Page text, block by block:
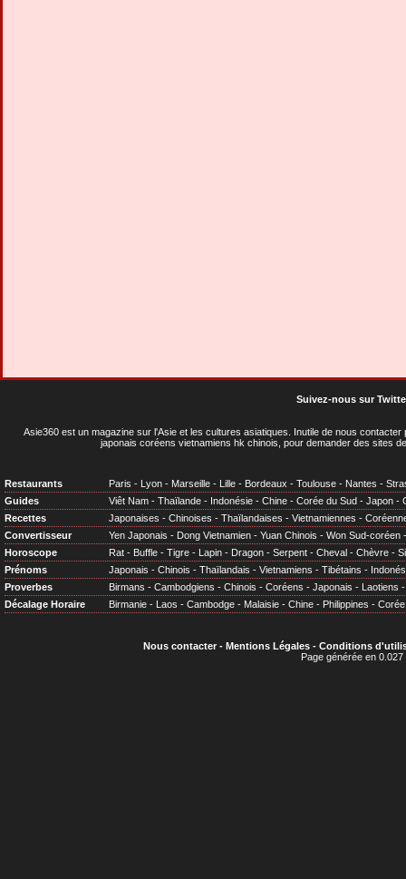
Suivez-nous sur
Asie360 est un magazine sur l'Asie et les cultures asiatiques . Inutile de nous
japonais coréens vietnamiens hk chinois, pour demander des sites
Restaurants Paris - Lyon - Marseille - Lille - Bordeaux - Toulouse - Nantes -
Guides
Viêt Nam - Thaïlande - Indonésie - Chine - Corée du Sud - Japon -
Recettes
Japonaises - Chinoises - Thaïlandaises - Vietnamiennes -
Convertisseur
Yen Japonais - Dong Vietnamien - Yuan Chinois - Won Sud-coréen
Horoscope
Rat - Buffle - Tigre - Lapin - Dragon - Serpent - Cheval - Chèvre -
Prénoms
Japonais - Chinois - Thaïlandais - Vietnamiens - Tibétains -
Proverbes
Birmans - Cambodgiens - Chinois - Coréens - Japonais - Laotiens
Décalage Horaire
Birmanie - Laos - Cambodge - Malaisie - Chine - Philippines - Corée
Nous contacter- Mentions Légales- Conditions
Page générée en